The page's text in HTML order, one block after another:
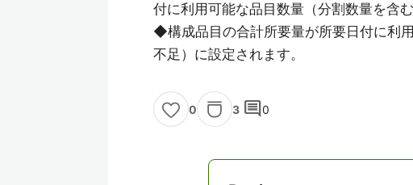
付に利用可能な品目数量（分割数量を含
◆構成品目の合計所要量が所要日付に利
不足）に設定されます。
0 3 comment0